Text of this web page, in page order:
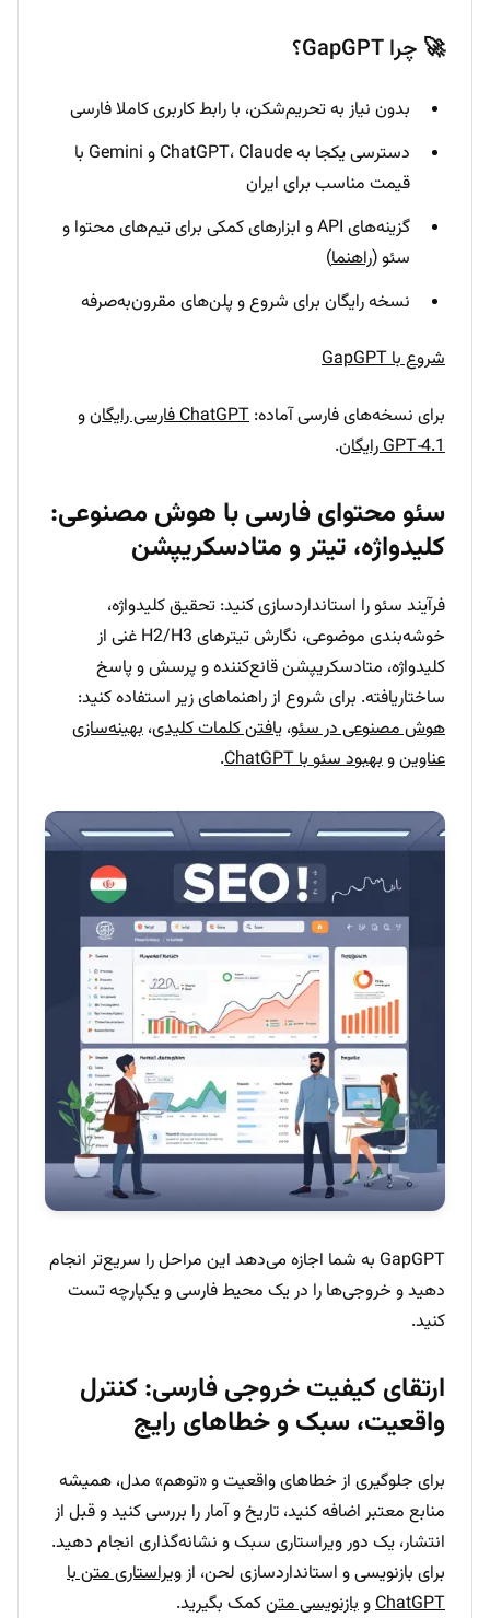
🚀 چرا GapGPT؟
بدون نیاز به تحریم‌شکن، با رابط کاربری کاملا فارسی
دسترسی یکجا به ChatGPT، Claude و Gemini با
قیمت مناسب برای ایران
گزینه‌های API و ابزارهای کمکی برای تیم‌های محتوا و
سئو (راهنما)
نسخه رایگان برای شروع و پلن‌های مقرون‌به‌صرفه
شروع با GapGPT
برای نسخه‌های فارسی آماده: ChatGPT فارسی رایگان
و
GPT‑4.1 رایگان
.
سئو محتوای فارسی با هوش مصنوعی:
کلیدواژه، تیتر و متادسکریپشن
فرآیند سئو را استانداردسازی کنید: تحقیق کلیدواژه،
خوشه‌بندی موضوعی، نگارش تیترهای H2/H3 غنی از
کلیدواژه، متادسکریپشن قانع‌کننده و پرسش و پاسخ
ساختاریافته. برای شروع از راهنماهای زیر استفاده کنید:
هوش مصنوعی در سئو، یافتن کلمات کلیدی، بهینه‌سازی
عناوینوبهبود سئو با ChatGPT .
GapGPT به شما اجازه می‌دهد این مراحل را سریع‌تر انجام
دهید و خروجی‌ها را در یک محیط فارسی و یکپارچه تست
کنید.
ارتقای کیفیت خروجی فارسی: کنترل
واقعیت، سبک و خطاهای رایج
برای جلوگیری از خطاهای واقعیت و «توهم» مدل، همیشه
منابع معتبر اضافه کنید، تاریخ و آمار را بررسی کنید و قبل از
انتشار، یک دور ویراستاری سبک و نشانه‌گذاری انجام دهید.
برای بازنویسی و استانداردسازی لحن، ازویراستاری متن با
ChatGPTوبازنویسی متنکمک بگیرید.